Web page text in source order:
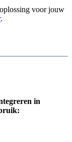
voor jouw
.
in